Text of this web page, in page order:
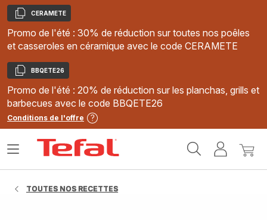
Copier
CERAMETE
Promo de l'été : 30% de réduction sur toutes nos poêles
et casseroles en céramique avec le code CERAMETE
Copier
BBQETE26
Promo de l'été : 20% de réduction sur les planchas, grills et
barbecues avec le code BBQETE26
Conditions de l'offre
MonMon
Ouvrir
TOUTES NOS RECETTES